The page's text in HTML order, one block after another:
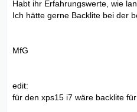
Habt ihr Erfahrungswerte, wie
Ich hätte gerne Backlite bei der
MfG
edit:
für den xps15 i7 wäre backlite